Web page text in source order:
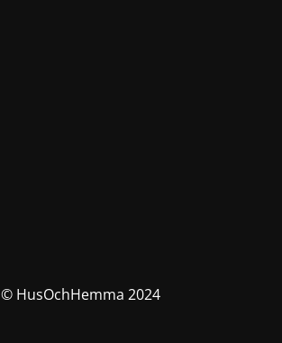
© HusOchHemma 2024